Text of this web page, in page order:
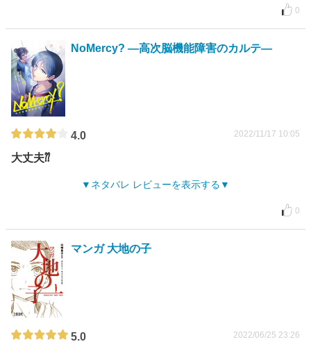
0
NoMercy? ―高次脳機能障害のカルテ―
4.0 2022/11/17 10:05
大丈夫⁇
ネタバレ レビューを表示する
0
マンガ 大地の子
5.0 2022/06/25 23:26